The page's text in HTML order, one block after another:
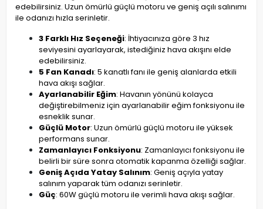
edebilirsiniz. Uzun ömürlü güçlü motoru ve geniş açılı salınımı
ile odanızı hızla serinletir.
3 Farklı Hız Seçeneği: İhtiyacınıza göre 3 hız
seviyesini ayarlayarak, istediğiniz hava akışını elde
edebilirsiniz.
5 Fan Kanadı: 5 kanatlı fanı ile geniş alanlarda etkili
hava akışı sağlar.
Ayarlanabilir Eğim: Havanın yönünü kolayca
değiştirebilmeniz için ayarlanabilir eğim fonksiyonu ile
esneklik sunar.
Güçlü Motor: Uzun ömürlü güçlü motoru ile yüksek
performans sunar.
Zamanlayıcı Fonksiyonu: Zamanlayıcı fonksiyonu ile
belirli bir süre sonra otomatik kapanma özelliği sağlar.
Geniş Açıda Yatay Salınım: Geniş açıyla yatay
salınım yaparak tüm odanızı serinletir.
Güç: 60W güçlü motoru ile verimli hava akışı sağlar.